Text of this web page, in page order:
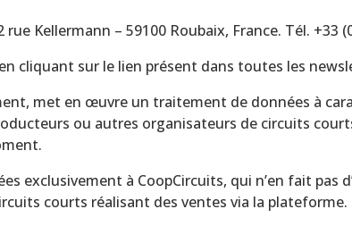
Kellermann – 59100 Roubaix, France. Tél. +33
cliquant sur le lien présent dans toutes les
met en œuvre un traitement de données à
ou autres organisateurs de circuits
exclusivement à CoopCircuits, qui n’en fait pas
courts réalisant des ventes via la plateforme.